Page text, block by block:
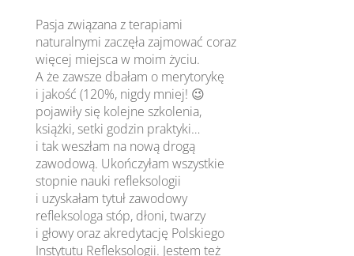
Pasja związana z terapiami
naturalnymi zaczęła zajmować coraz
więcej miejsca w moim życiu.
A że zawsze dbałam o merytorykę
i jakość (120%, nigdy mniej! 😉
pojawiły się kolejne szkolenia,
książki, setki godzin praktyki…
i tak weszłam na nową drogą
zawodową. Ukończyłam wszystkie
stopnie nauki refleksologii
i uzyskałam tytuł zawodowy
refleksologa stóp, dłoni, twarzy
i głowy oraz akredytację Polskiego
Instytutu Refleksologii. Jestem też